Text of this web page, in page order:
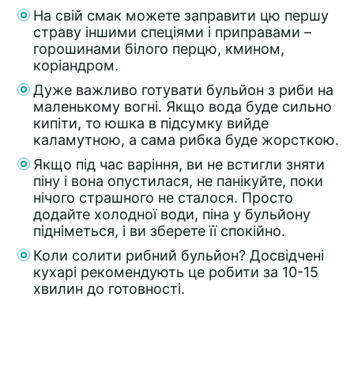
На свій смак можете заправити цю першу
страву іншими спеціями і приправами –
горошинами білого перцю, кмином,
коріандром.
Дуже важливо готувати бульйон з риби на
маленькому вогні. Якщо вода буде сильно
кипіти, то юшка в підсумку вийде
каламутною, а сама рибка буде жорсткою.
Якщо під час варіння, ви не встигли зняти
піну і вона опустилася, не панікуйте, поки
нічого страшного не сталося. Просто
додайте холодної води, піна у бульйону
підніметься, і ви зберете її спокійно.
Коли солити рибний бульйон? Досвідчені
кухарі рекомендують це робити за 10-15
хвилин до готовності.